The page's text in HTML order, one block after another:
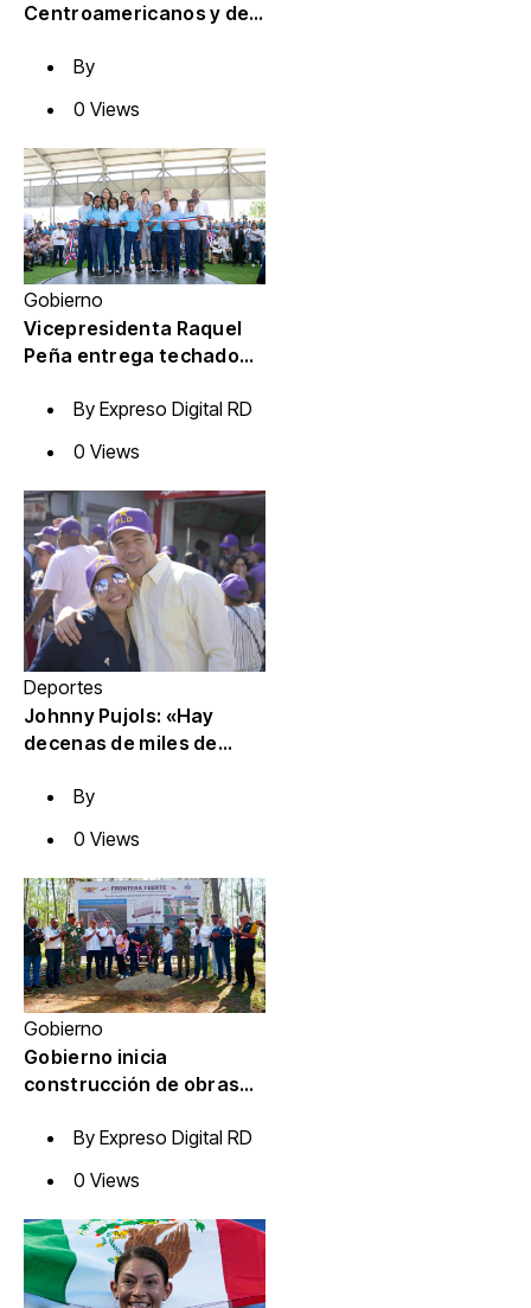
Centroamericanos y del
reto de preservar su
deportiva
By
0 Views
Gobierno
Vicepresidenta Raquel
Peña entrega techado
Antonio Castillo Pérez,
By Expreso Digital RD
0 Views
Deportes
Johnny Pujols: «Hay
decenas de miles de
inscribirse en el partido»
By
0 Views
Gobierno
Gobierno inicia
construcción de obras
frontera norte para
el desarrollo
By Expreso Digital RD
0 Views